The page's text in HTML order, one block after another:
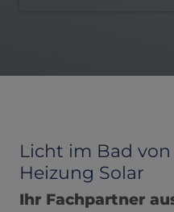
Licht im Bad von
Heizung Solar
Ihr Fachpartner